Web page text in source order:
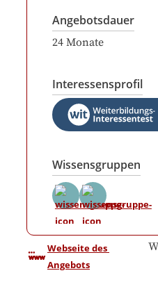
Angebotsdauer
24 Monate
Interessensprofil
Wissensgruppen
Webseite des
Angebots